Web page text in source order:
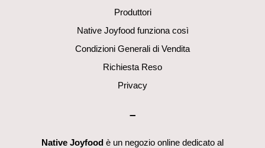
Produttori
Native Joyfood funziona così
Condizioni Generali di Vendita
Richiesta Reso
Privacy
–
Native Joyfood è un negozio online dedicato al